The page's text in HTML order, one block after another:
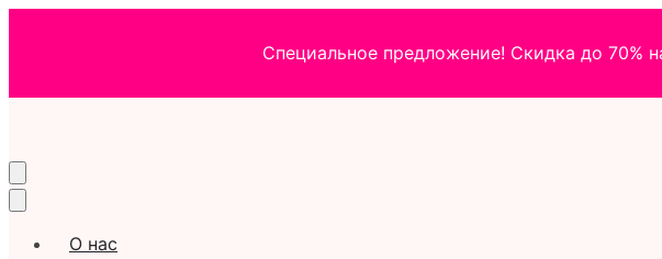
Специальное предложение! Скидка до 70%
О нас